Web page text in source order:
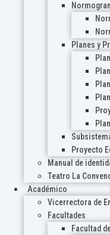
Planes y
Proyecto
Manual de
Teatro La
Académico
Vicerrectora de
Facultades
Facultad